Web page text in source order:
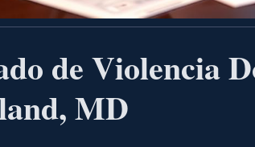
de Violencia
MD